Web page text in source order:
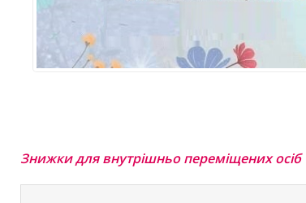
Знижки для внутрішньо переміщених осіб